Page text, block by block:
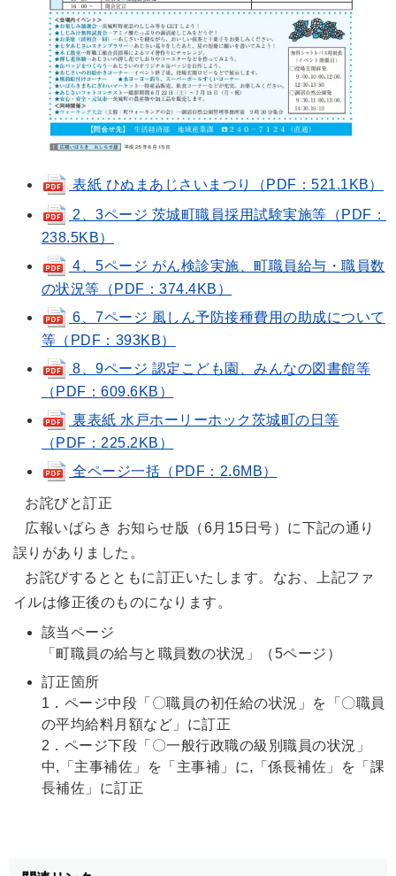
表紙 ひぬまあじさいまつり（PDF：521.1KB）
2、3ページ 茨城町職員採用試験実施等（PDF：
238.5KB）
4、5ページ がん検診実施、町職員給与・職員数
の状況等（PDF：374.4KB）
6、7ページ 風しん予防接種費用の助成について
等（PDF：393KB）
8、9ページ 認定こども園、みんなの図書館等
（PDF：609.6KB）
裏表紙 水戸ホーリーホック茨城町の日等
（PDF：225.2KB）
全ページ一括（PDF：2.6MB）
お詫びと訂正
広報いばらき お知らせ版（6月15日号）に下記の通り
誤りがありました。
お詫びするとともに訂正いたします。なお、上記ファ
イルは修正後のものになります。
該当ページ
「町職員の給与と職員数の状況」（5ページ）
訂正箇所
1．ページ中段「〇職員の初任給の状況」を「〇職員
の平均給料月額など」に訂正
2．ページ下段「〇一般行政職の級別職員の状況」
中,「主事補佐」を「主事補」に,「係長補佐」を「課
長補佐」に訂正